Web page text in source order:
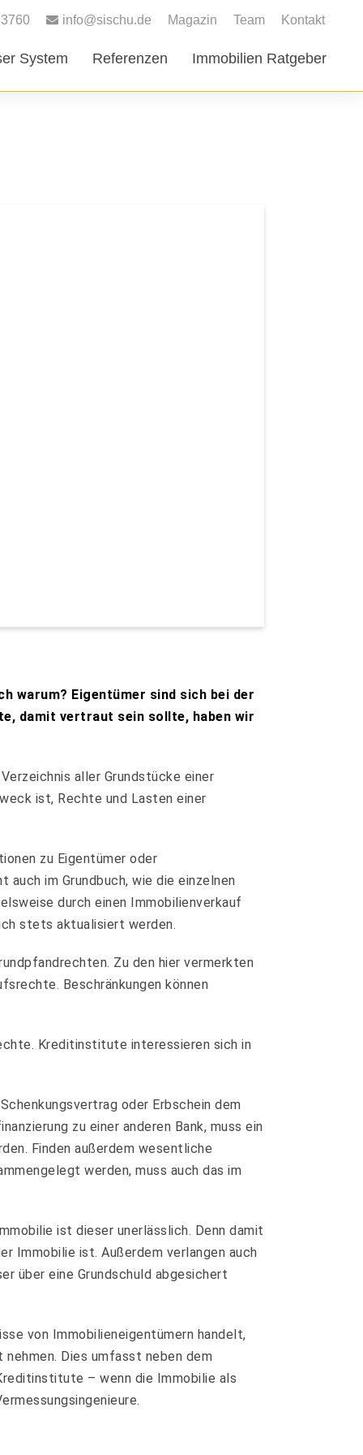
info@sischu.de Magazin Team Kontakt
System Referenzen Immobilien Ratgeber
warum? Eigentümer sind sich bei der
damit vertraut sein sollte, haben wir
aller Grundstücke einer
ist, Rechte und Lasten einer
zu Eigentümer oder
im Grundbuch, wie die einzelnen
durch einen Immobilienverkauf
stets aktualisiert werden.
Zu den hier vermerkten
Beschränkungen können
Kreditinstitute interessieren sich in
oder Erbschein dem
zu einer anderen Bank, muss ein
Finden außerdem wesentliche
werden, muss auch das im
ist dieser unerlässlich. Denn damit
Immobilie ist. Außerdem verlangen auch
über eine Grundschuld abgesichert
von Immobilieneigentümern handelt,
Dies umfasst neben dem
– wenn die Immobilie als